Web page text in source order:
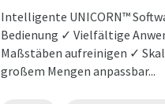
Intelligente UNICORN™
Bedienung ✓ Vielfältige
Maßstäben aufreinigen ✓
großem Mengen anpassbar...